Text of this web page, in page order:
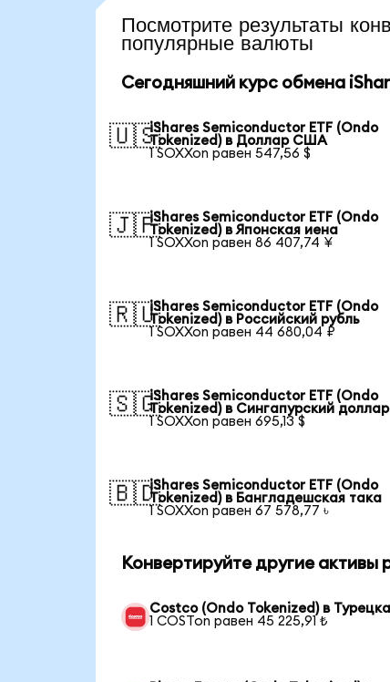
Посмотрите результаты
популярные валюты
Сегодняшний курс обмена
🇺🇸iShares Semiconductor ETF (Ondo
Tokenized) в Доллар США
1 SOXXon равен 547,56 $
🇯🇵iShares Semiconductor ETF (Ondo
Tokenized) в Японская иена
1 SOXXon равен 86 407,74 ¥
🇷🇺iShares Semiconductor ETF (Ondo
Tokenized) в Российский рубль
1 SOXXon равен 44 680,04 ₽
🇸🇬iShares Semiconductor ETF (Ondo
Tokenized) в Сингапурский доллар
1 SOXXon равен 695,13 $
🇧🇩iShares Semiconductor ETF (Ondo
Tokenized) в Бангладешская така
1 SOXXon равен 67 578,77 ৳
Конвертируйте другие активы
Costco (Ondo Tokenized) в
1 COSTon равен 45 225,91 ₺